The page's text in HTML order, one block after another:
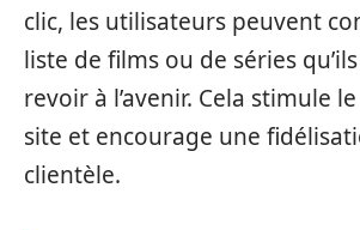
clic, les utilisateurs peuvent
liste de films ou de séries
revoir à l’avenir. Cela stimule
site et encourage une
clientèle.